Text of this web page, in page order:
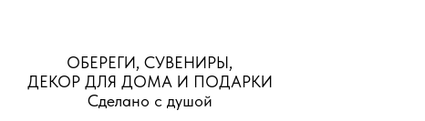
ОБЕРЕГИ, СУВЕНИРЫ,
ДЕКОР ДЛЯ ДОМА И ПОДАРКИ
Сделано с душой